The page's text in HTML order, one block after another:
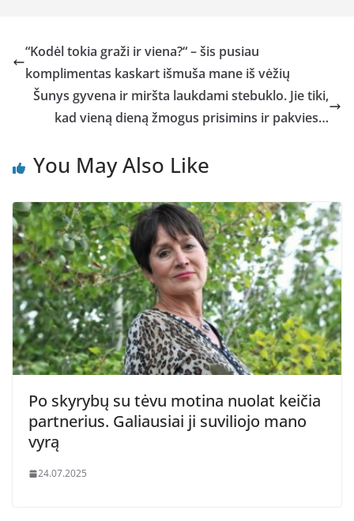
“Kodėl tokia graži ir viena?“ – šis pusiau
komplimentas kaskart išmuša mane iš vėžių
Šunys gyvena ir miršta laukdami stebuklo. Jie tiki,
kad vieną dieną žmogus prisimins ir pakvies…
You May Also Like
Po skyrybų su tėvu motina nuolat keičia
partnerius. Galiausiai ji suviliojo mano
vyrą
24.07.2025